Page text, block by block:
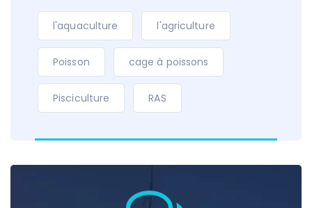
l'aquaculture l'agriculture
Poisson cage à poissons
Pisciculture RAS